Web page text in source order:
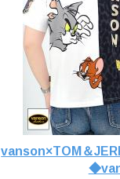
vanson×TOM＆